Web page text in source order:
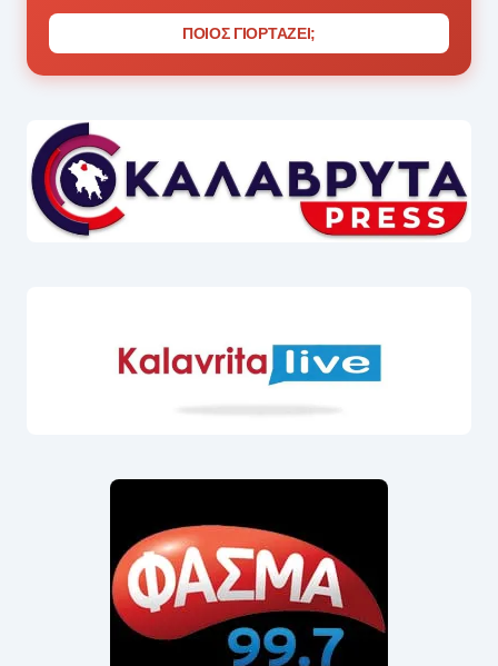
ΠΟΙΟΣ ΓΙΟΡΤΑΖΕΙ;